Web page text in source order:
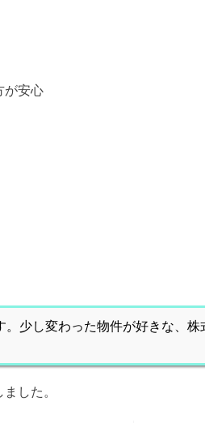
が安心
少し変わった物件が好きな、株
した。